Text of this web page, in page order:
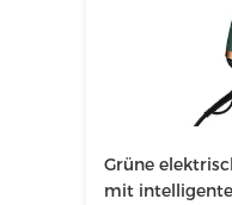
Grüne
mit